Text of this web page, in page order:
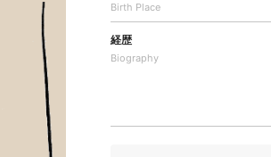
Birth Place
経歴
Biography